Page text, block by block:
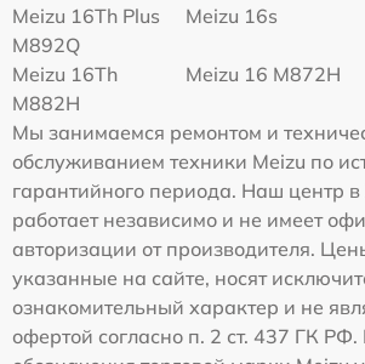
Meizu 16Th Plus
M892Q
Meizu 16s
Meizu 16Th
M882H
Meizu 16 M872H
Мы занимаемся ремонтом и
обслуживанием техники Meizu по
гарантийного периода. Наш центр
работает независимо и не имеет
авторизации от производителя.
указанные на сайте, носят
ознакомительный характер и не
офертой согласно п. 2 ст. 437 ГК